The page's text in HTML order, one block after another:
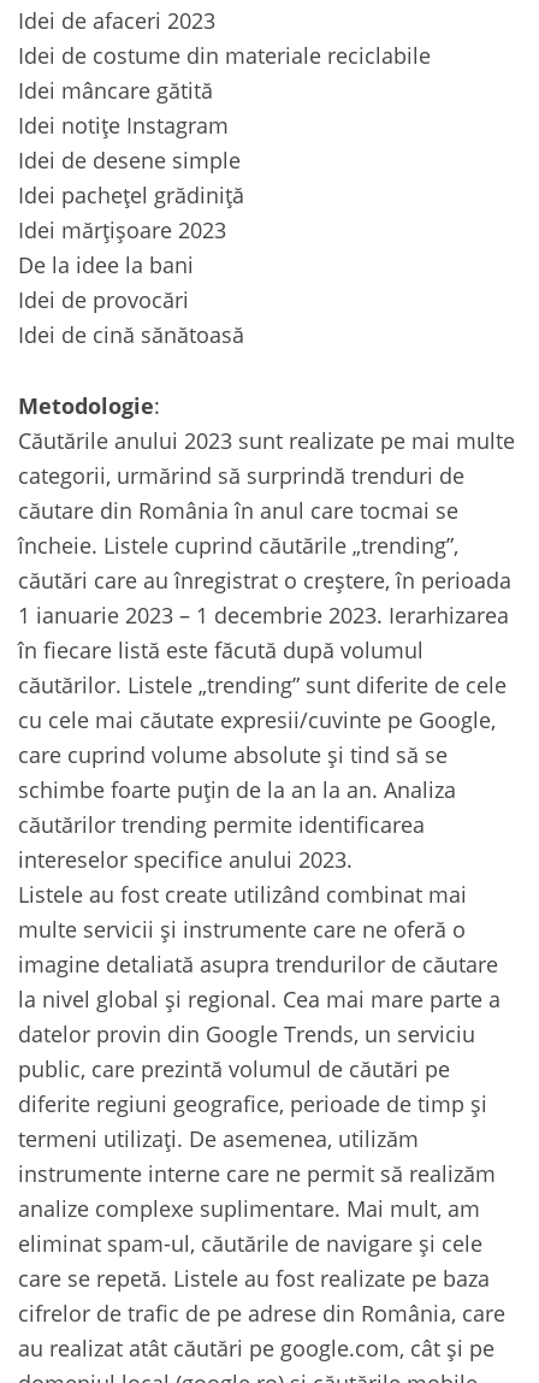
Idei de afaceri 2023
Idei de costume din materiale reciclabile
Idei mâncare gătită
Idei notițe Instagram
Idei de desene simple
Idei pachețel grădiniță
Idei mărțișoare 2023
De la idee la bani
Idei de provocări
Idei de cină sănătoasă
Metodologie:
Căutările anului 2023 sunt realizate pe mai multe
categorii, urmărind să surprindă trenduri de
căutare din România în anul care tocmai se
încheie. Listele cuprind căutările „trending”,
căutări care au înregistrat o creștere, în perioada
1 ianuarie 2023 – 1 decembrie 2023. Ierarhizarea
în fiecare listă este făcută după volumul
căutărilor. Listele „trending” sunt diferite de cele
cu cele mai căutate expresii/cuvinte pe Google,
care cuprind volume absolute și tind să se
schimbe foarte puțin de la an la an. Analiza
căutărilor trending permite identificarea
intereselor specifice anului 2023.
Listele au fost create utilizând combinat mai
multe servicii și instrumente care ne oferă o
imagine detaliată asupra trendurilor de căutare
la nivel global și regional. Cea mai mare parte a
datelor provin din Google Trends, un serviciu
public, care prezintă volumul de căutări pe
diferite regiuni geografice, perioade de timp și
termeni utilizați. De asemenea, utilizăm
instrumente interne care ne permit să realizăm
analize complexe suplimentare. Mai mult, am
eliminat spam-ul, căutările de navigare și cele
care se repetă. Listele au fost realizate pe baza
cifrelor de trafic de pe adrese din România, care
au realizat atât căutări pe google.com, cât și pe